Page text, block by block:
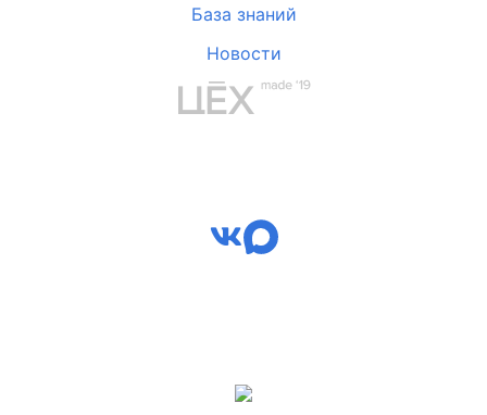
База знаний
Новости